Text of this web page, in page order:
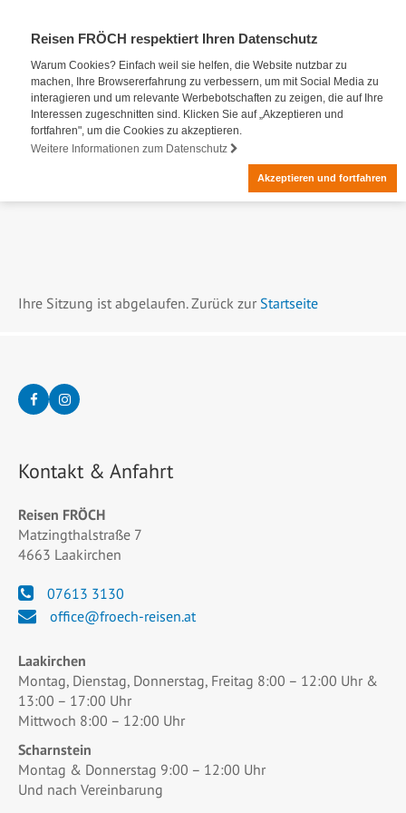
Reisen FRÖCH respektiert Ihren Datenschutz
Warum Cookies? Einfach weil sie helfen, die Website nutzbar zu
machen, Ihre Browsererfahrung zu verbessern, um mit Social Media zu
interagieren und um relevante Werbebotschaften zu zeigen, die auf Ihre
Interessen zugeschnitten sind. Klicken Sie auf „Akzeptieren und
fortfahren", um die Cookies zu akzeptieren.
Weitere Informationen zum Datenschutz
Akzeptieren und fortfahren
Ihre Sitzung ist abgelaufen. Zurück zurStartseite
Kontakt & Anfahrt
Reisen FRÖCH
Matzingthalstraße 7
4663 Laakirchen
07613 3130
office@froech-reisen.at
Laakirchen
Montag, Dienstag, Donnerstag, Freitag 8:00 – 12:00 Uhr &
13:00 – 17:00 Uhr
Mittwoch 8:00 – 12:00 Uhr
Scharnstein
Montag & Donnerstag 9:00 – 12:00 Uhr
Und nach Vereinbarung